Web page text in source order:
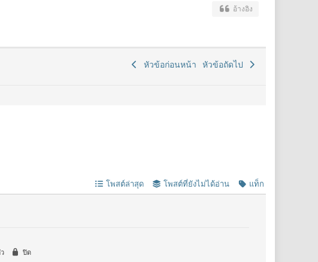
อ้างอิง
หัวข้อก่อนหน้า หัวข้อถัดไป
โพสต์ล่าสุด โพสต์ที่ยังไม่ได้อ่าน แท็ก
ปิด